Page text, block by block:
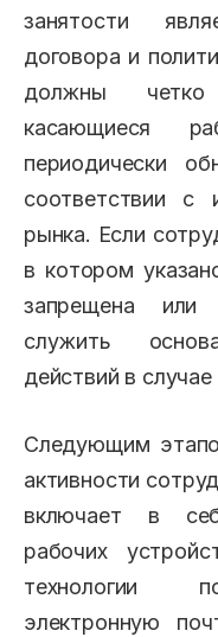
занятости
договора и
должны четко
касающиеся
периодически
соответствии с
рынка. Если
в котором
запрещена или
служить
действий в
Следующим
активности
включает в
рабочих
технологии
электронную